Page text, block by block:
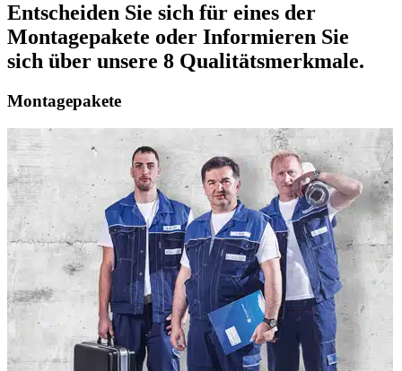
Entscheiden Sie sich für eines der
Montagepakete oder Informieren Sie
sich über unsere 8 Qualitätsmerkmale.
Montagepakete